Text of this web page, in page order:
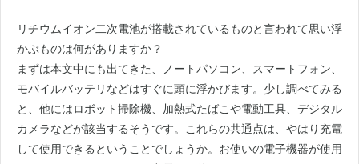
リチウムイオン二次電池が搭載されているものと言われて思い浮
かぶものは何がありますか？
まずは本文中にも出てきた、ノートパソコン、スマートフォン、
モバイルバッテリなどはすぐに頭に浮かびます。少し調べてみる
と、他にはロボット掃除機、加熱式たばこや電動工具、デジタル
カメラなどが該当するそうです。これらの共通点は、やはり充電
して使用できるということでしょうか。お使いの電子機器が使用